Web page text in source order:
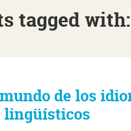
tagged
de los
lingüísticos